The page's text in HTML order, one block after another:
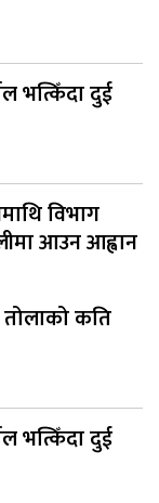
भत्किँदा दुई
विभाग
आउन आह्वान
कति
भत्किँदा दुई